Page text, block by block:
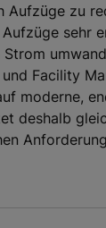
zu
Facility
moderne,
deshalb